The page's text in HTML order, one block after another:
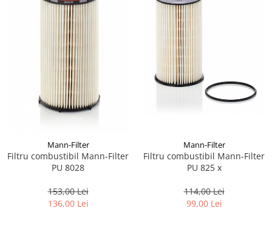
Ulei transmisie
Uleiuri hidraulice
Gradina
Pipe si fise bujii
Incarcatoar acumulator baterie
Incarcatoare acumulator baterie
Semnalizare
Oglinzi moto
Consumabile BMW Motorrad
Uleiuri si lichide moto
Ulei transmisie moto
Mann-Filter
Filtru combustibil Mann-Filter
PU 8028
153,00 Lei
136,00 Lei
Mann-Filter
Filtru combustibil Mann-Filter
PU 825 x
114,00 Lei
99,00 Lei